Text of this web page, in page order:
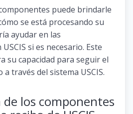
puede brindarle
se está procesando su
ayudar en las
si es necesario. Este
su capacidad para seguir el
través del sistema USCIS.
los componentes